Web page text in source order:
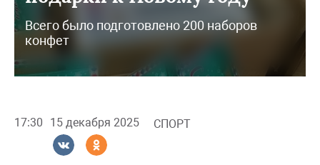
Всего было подготовлено 200 наборов
конфет
17:30 15 декабря 2025 СПОРТ